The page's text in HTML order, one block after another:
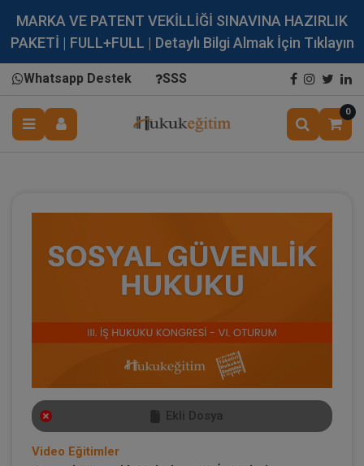
MARKA VE PATENT VEKİLLİĞİ SINAVINA HAZIRLIK
PAKETİ | FULL+FULL | Detaylı Bilgi Almak İçin Tıklayın
Whatsapp Destek SSS
0
Ekli Dosya
Video Eğitimler